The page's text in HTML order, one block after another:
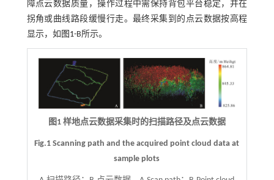
障点云数据质量，操作过程中需保持背包平台稳定，并在
拐角或曲线路段缓慢行走。最终采集到的点云数据按高程
显示，如 图1-B所示。
图1 样地点云数据采集时的扫描路径及点云数据
Fig.1 Scanning path and the acquired point cloud data at
sample plots